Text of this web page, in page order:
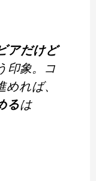
アだけど
印象。コ
れば、
るは